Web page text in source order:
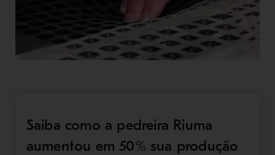
Saiba como a pedreira Riuma
aumentou em 50% sua produção